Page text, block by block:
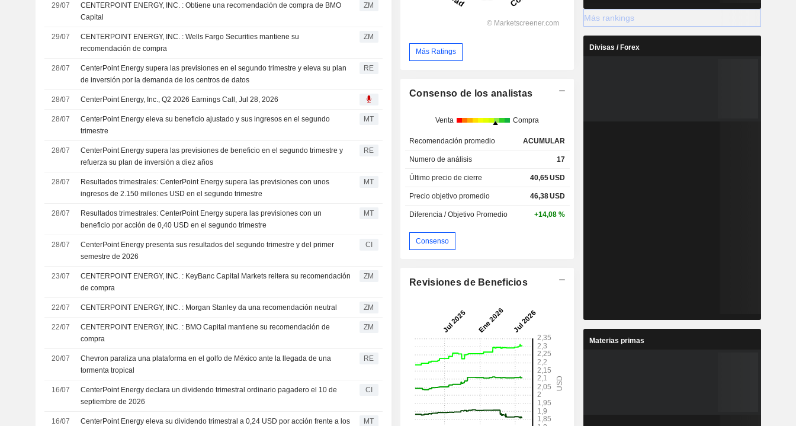
29/07
CENTERPOINT ENERGY, INC. : Obtiene una recomendación de compra de BMO
Capital
ZM
29/07
CENTERPOINT ENERGY, INC. : Wells Fargo Securities mantiene su
recomendación de compra
ZM
28/07
CenterPoint Energy supera las previsiones en el segundo trimestre y eleva su plan
de inversión por la demanda de los centros de datos
RE
28/07 CenterPoint Energy, Inc., Q2 2026 Earnings Call, Jul 28, 2026
28/07
CenterPoint Energy eleva su beneficio ajustado y sus ingresos en el segundo
trimestre
MT
28/07
CenterPoint Energy supera las previsiones de beneficio en el segundo trimestre y
refuerza su plan de inversión a diez años
RE
28/07
Resultados trimestrales: CenterPoint Energy supera las previsiones con unos
ingresos de 2.150 millones USD en el segundo trimestre
MT
28/07
Resultados trimestrales: CenterPoint Energy supera las previsiones con un
beneficio por acción de 0,40 USD en el segundo trimestre
MT
28/07
CenterPoint Energy presenta sus resultados del segundo trimestre y del primer
semestre de 2026
CI
23/07
CENTERPOINT ENERGY, INC. : KeyBanc Capital Markets reitera su recomendación
de compra
ZM
22/07 CENTERPOINT ENERGY, INC. : Morgan Stanley da una recomendación neutral ZM
22/07
CENTERPOINT ENERGY, INC. : BMO Capital mantiene su recomendación de
compra
ZM
20/07
Chevron paraliza una plataforma en el golfo de México ante la llegada de una
tormenta tropical
RE
16/07
CenterPoint Energy declara un dividendo trimestral ordinario pagadero el 10 de
septiembre de 2026
CI
16/07
CenterPoint Energy eleva su dividendo trimestral a 0,24 USD por acción frente a los
MT
Más Ratings
Consenso de los analistas
Venta Compra
Recomendación promedio ACUMULAR
Numero de análisis 17
Último precio de cierre 40,65USD
Precio objetivo promedio 46,38USD
Diferencia / Objetivo Promedio +14,08 %
Consenso
Revisiones de Beneficios
Más rankings
Divisas / Forex
Materias primas